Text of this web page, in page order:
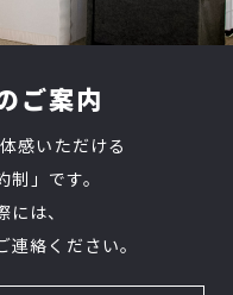
ご案内
感いただける
」です。
は、
絡ください。